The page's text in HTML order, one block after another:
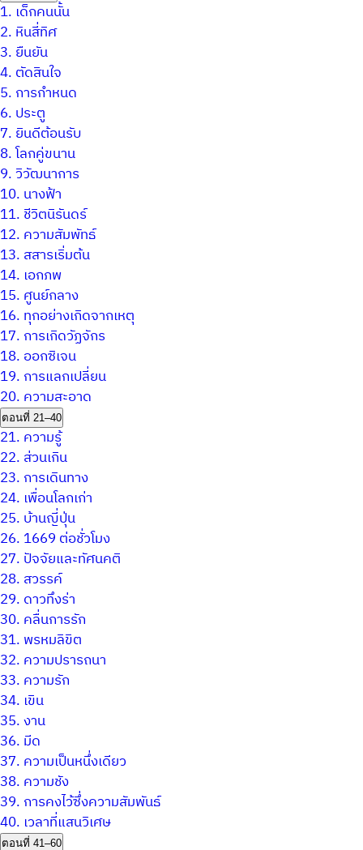
1. เด็กคนนั้น
2. หินสี่ทิศ
3. ยืนยัน
4. ตัดสินใจ
5. การกำหนด
6. ประตู
7. ยินดีต้อนรับ
8.โลกคู่ขนาน
9.วิวัฒนาการ
10. นางฟ้า
11. ชีวิตนิรันดร์
12. ความสัมพัทธ์
13. สสารเริ่มต้น
14. เอกภพ
15. ศูนย์กลาง
16. ทุกอย่างเกิดจากเหตุ
17. การเกิดวัฏจักร
18. ออกซิเจน
19. การแลกเปลี่ยน
20. ความสะอาด
ตอนที่ 21–40
21. ความรู้
22. ส่วนเกิน
23. การเดินทาง
24. เพื่อนโลกเก่า
25. บ้านญี่ปุ่น
26. 1669 ต่อชั่วโมง
27. ปัจจัยและทัศนคติ
28. สวรรค์
29. ดาวทึงร่า
30. คลื่นการรัก
31. พรหมลิขิต
32. ความปรารถนา
33. ความรัก
34. เขิน
35.งาน
36. มีด
37. ความเป็นหนึ่งเดียว
38. ความชัง
39. การคงไว้ซึ่งความสัมพันธ์
40. เวลาที่แสนวิเศษ
ตอนที่ 41–60